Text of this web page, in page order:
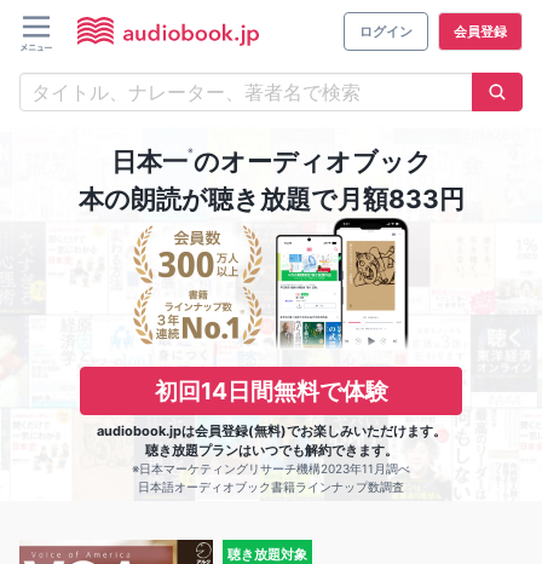
ログイン 会員登録
日本一※のオーディオブック
本の朗読が聴き放題で月額833円
初回14日間無料で体験
audiobook.jpは会員登録(無料)でお楽しみいただけます。
聴き放題プランはいつでも解約できます。
※日本マーケティングリサーチ機構2023年11月調べ
日本語オーディオブック書籍ラインナップ数調査
聴き放題対象